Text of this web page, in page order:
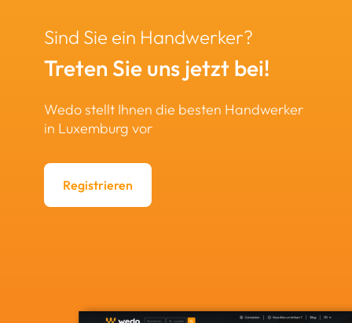
Sind Sie ein Handwerker?
Treten Sie uns jetzt bei!
Wedo stellt Ihnen die besten Handwerker
in Luxemburg vor
Registrieren